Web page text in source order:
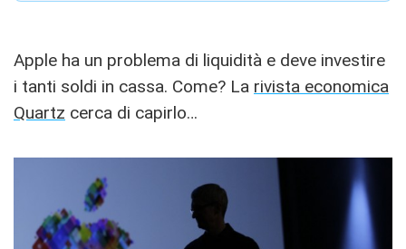
Apple ha un problema di liquidità e deve investire
i tanti soldi in cassa. Come? La rivista economica
Quartz cerca di capirlo…